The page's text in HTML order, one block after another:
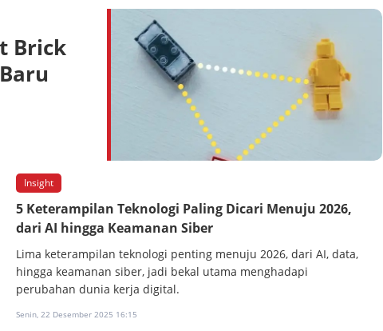
Brick
Insight
5 Keterampilan Teknologi Paling Dicari Menuju 2026,
dari AI hingga Keamanan Siber
Lima keterampilan teknologi penting menuju 2026, dari AI, data,
hingga keamanan siber, jadi bekal utama menghadapi
perubahan dunia kerja digital.
Senin, 22 Desember 2025 16:15